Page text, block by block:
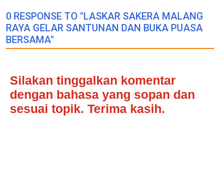
0 RESPONSE TO "LASKAR SAKERA MALANG
RAYA GELAR SANTUNAN DAN BUKA PUASA
BERSAMA"
Silakan tinggalkan komentar
dengan bahasa yang sopan dan
sesuai topik. Terima kasih.